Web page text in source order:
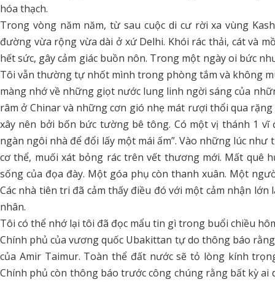
hóa thạch.
Trong vòng năm năm, từ sau cuộc di cư rời xa vùng
đường vừa rộng vừa dài ở xứ Delhi. Khói rác thải, cát và
hết sức, gây cảm giác buồn nôn. Trong một ngày oi bức
Tôi vẫn thường tự nhốt mình trong phòng tắm và không
màng nhớ về những giọt nước lung linh ngời sáng của
râm ở Chinar và những cơn gió nhẹ mát rượi thổi qua
xây nên bởi bốn bức tường bê tông. Có một vị thánh 1 vĩ
ngàn ngôi nhà để đổi lấy một mái ấm”. Vào những lúc
cơ thể, muối xát bỏng rác trên vết thương mới. Mất quê
sống của đọa đày. Một góa phụ còn thanh xuân. Một
Các nhà tiên tri đã cảm thấy điều đó với một cảm nhận
nhân.
Tôi có thể nhớ lại tôi đã đọc mẩu tin gì trong buổi chiều
Chính phủ của vương quốc Ubakittan tự do thông báo
của Amir Taimur. Toàn thể đất nước sẽ tỏ lòng kính
Chính phủ còn thông báo trước công chúng rằng bất kỳ